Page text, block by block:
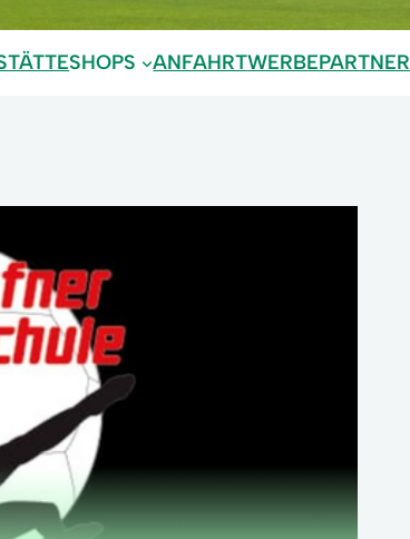
SHOPS ANFAHRTWERBEPARTNER